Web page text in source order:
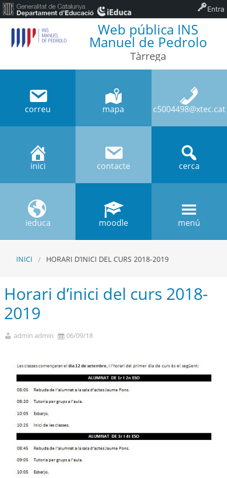
Web pública INS
Manuel de Pedrolo
Tàrrega
correu mapa c5004498@xtec.cat
inici contacte cerca
ieduca moodle menú
INICI HORARI D’INICI DEL CURS 2018-2019
Horari d’inici del curs 2018-
2019
admin admin 06/09/18
Entra